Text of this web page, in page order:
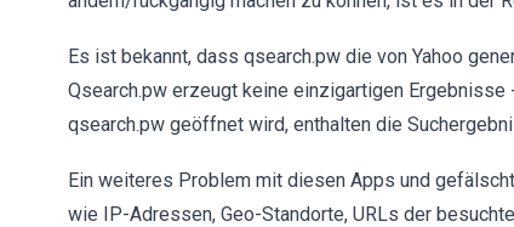
Es ist bekannt, dass qsearch.pw die von Yahoo
Qsearch.pw erzeugt keine einzigartigen
qsearch.pw geöffnet wird, enthalten die
Ein weiteres Problem mit diesen Apps und
wie IP-Adressen, Geo-Standorte, URLs der